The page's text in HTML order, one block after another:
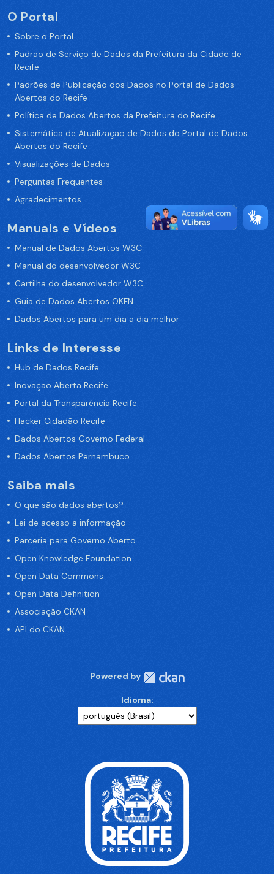
O Portal
Sobre o Portal
Padrão de Serviço de Dados da Prefeitura da Cidade de
Recife
Padrões de Publicação dos Dados no Portal de Dados
Abertos do Recife
Política de Dados Abertos da Prefeitura do Recife
Sistemática de Atualização de Dados do Portal de Dados
Abertos do Recife
Visualizações de Dados
Perguntas Frequentes
Agradecimentos
Manuais e Vídeos
Manual de Dados Abertos W3C
Manual do desenvolvedor W3C
Cartilha do desenvolvedor W3C
Guia de Dados Abertos OKFN
Dados Abertos para um dia a dia melhor
Links de Interesse
Hub de Dados Recife
Inovação Aberta Recife
Portal da Transparência Recife
Hacker Cidadão Recife
Dados Abertos Governo Federal
Dados Abertos Pernambuco
Saiba mais
O que são dados abertos?
Lei de acesso a informação
Parceria para Governo Aberto
Open Knowledge Foundation
Open Data Commons
Open Data Definition
Associação CKAN
API do CKAN
Powered by
Idioma